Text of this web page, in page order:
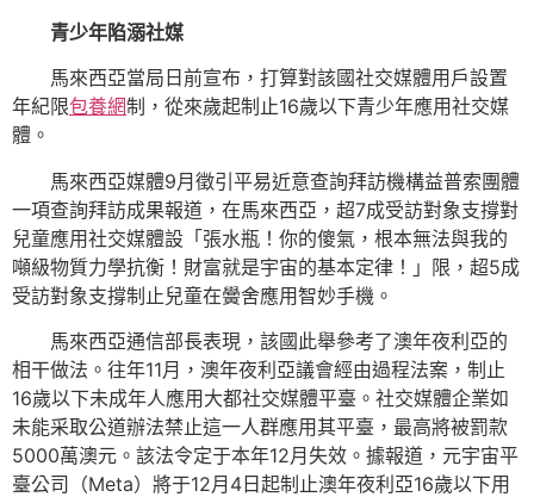
青少年陷溺社媒
馬來西亞當局日前宣布，打算對該國社交媒體用戶設置
年紀限包養網制，從來歲起制止16歲以下青少年應用社交媒
體。
馬來西亞媒體9月徵引平易近意查詢拜訪機構益普索團體
一項查詢拜訪成果報道，在馬來西亞，超7成受訪對象支撐對
兒童應用社交媒體設「張水瓶！你的傻氣，根本無法與我的
噸級物質力學抗衡！財富就是宇宙的基本定律！」限，超5成
受訪對象支撐制止兒童在黌舍應用智妙手機。
馬來西亞通信部長表現，該國此舉參考了澳年夜利亞的
相干做法。往年11月，澳年夜利亞議會經由過程法案，制止
16歲以下未成年人應用大都社交媒體平臺。社交媒體企業如
未能采取公道辦法禁止這一人群應用其平臺，最高將被罰款
5000萬澳元。該法令定于本年12月失效。據報道，元宇宙平
臺公司（Meta）將于12月4日起制止澳年夜利亞16歲以下用